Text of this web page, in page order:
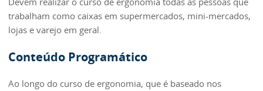
trabalham como caixas em supermercados, mini-mercados,
lojas e varejo em geral.
Conteúdo Programático
Ao longo do curso de ergonomia, que é baseado nos